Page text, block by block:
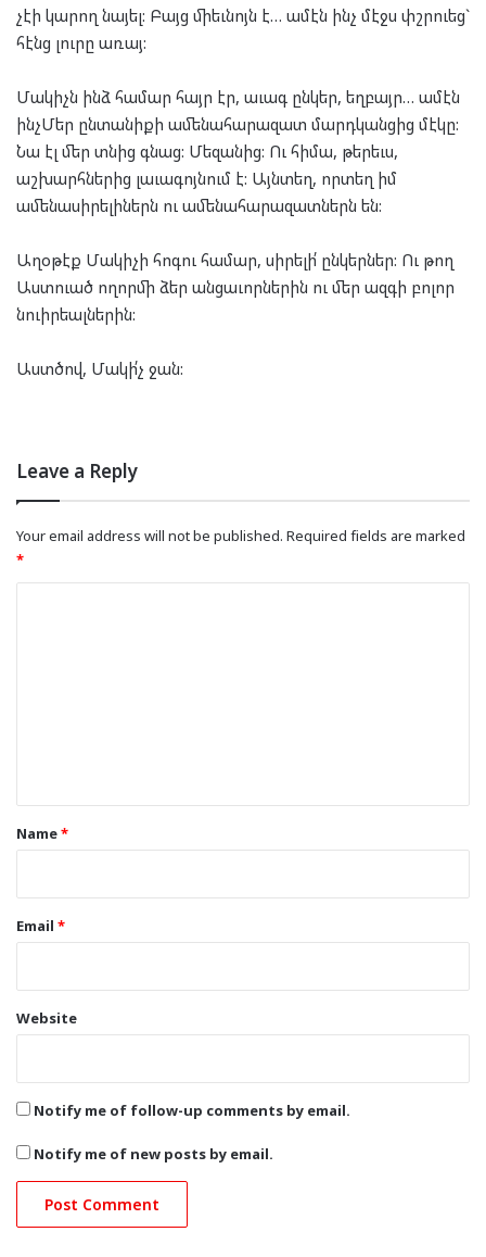
չէի կարող նայել: Բայց միեւնոյն է… ամէն ինչ մէջս փշրուեց`
հէնց լուրը առայ:
Մակիչն ինձ համար հայր էր, աւագ ընկեր, եղբայր… ամէն
ինչՄեր ընտանիքի ամենահարազատ մարդկանցից մէկը:
Նա էլ մեր տնից գնաց: Մեզանից: Ու հիմա, թերեւս,
աշխարհներից լաւագոյնում է: Այնտեղ, որտեղ իմ
ամենասիրելիներն ու ամենահարազատներն են:
Աղօթէք Մակիչի հոգու համար, սիրելի՛ ընկերներ: Ու թող
Աստուած ողորմի ձեր անցաւորներին ու մեր ազգի բոլոր
նուիրեալներին:
Աստծով, Մակի՛չ ջան:
Leave a Reply
Your email address will not be published. Required fields are marked
*
*Name*
Email *
Website
Notify me of follow-up comments by email.
Notify me of new posts by email.